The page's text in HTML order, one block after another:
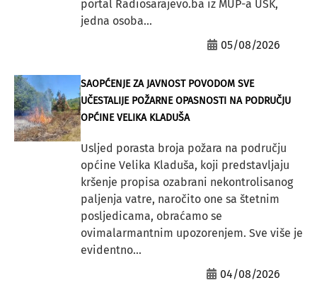
portal Radiosarajevo.ba iz MUP-a USK,
jedna osoba...
05/08/2026
SAOPĆENJE ZA JAVNOST POVODOM SVE
UČESTALIJE POŽARNE OPASNOSTI NA PODRUČJU
OPĆINE VELIKA KLADUŠA
Usljed porasta broja požara na području
općine Velika Kladuša, koji predstavljaju
kršenje propisa ozabrani nekontrolisanog
paljenja vatre, naročito one sa štetnim
posljedicama, obraćamo se
ovimalarmantnim upozorenjem. Sve više je
evidentno...
04/08/2026